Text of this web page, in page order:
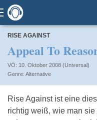
RISE AGAINST
Appeal To
VÖ: 10. Oktober 2008 (Universal)
Alternative
Rise Against ist eine
richtig weiß, wie man